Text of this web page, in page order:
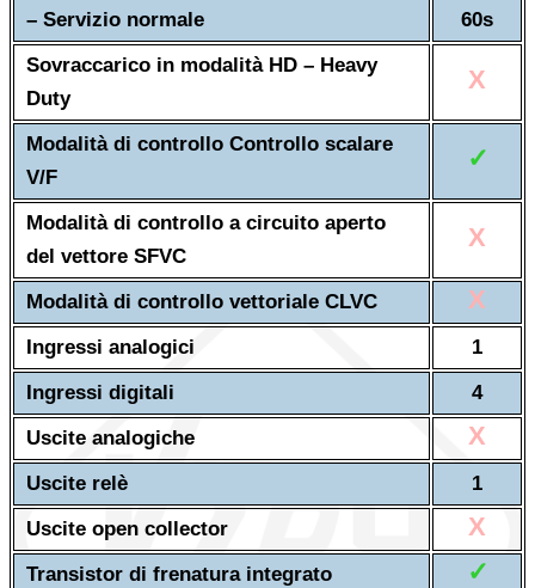
– Servizio normale
60s
Sovraccarico in modalità HD – Heavy
Duty
X
Modalità di controllo Controllo scalare
V/F
✓
Modalità di controllo a circuito aperto
del vettore SFVC
X
Modalità di controllo vettoriale CLVC X
Ingressi analogici
1
Ingressi digitali
4
Uscite analogiche
X
Uscite relè
1
Uscite open collector
X
Transistor di frenatura integrato ✓